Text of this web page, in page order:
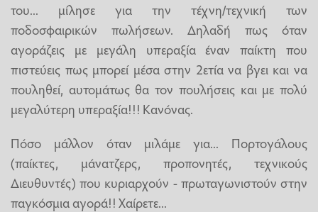
του... μίλησε για την τέχνη/τεχνική των
ποδοσφαιρικών πωλήσεων. Δηλαδή πως όταν
αγοράζεις με μεγάλη υπεραξία έναν παίκτη που
πιστεύεις πως μπορεί μέσα στην 2ετία να βγει και να
πουληθεί, αυτομάτως θα τον πουλήσεις και με πολύ
μεγαλύτερη υπεραξία!!! Κανόνας.
Πόσο μάλλον όταν μιλάμε για... Πορτογάλους
(παίκτες, μάνατζερς, προπονητές, τεχνικούς
Διευθυντές) που κυριαρχούν - πρωταγωνιστούν στην
παγκόσμια αγορά!! Χαίρετε...